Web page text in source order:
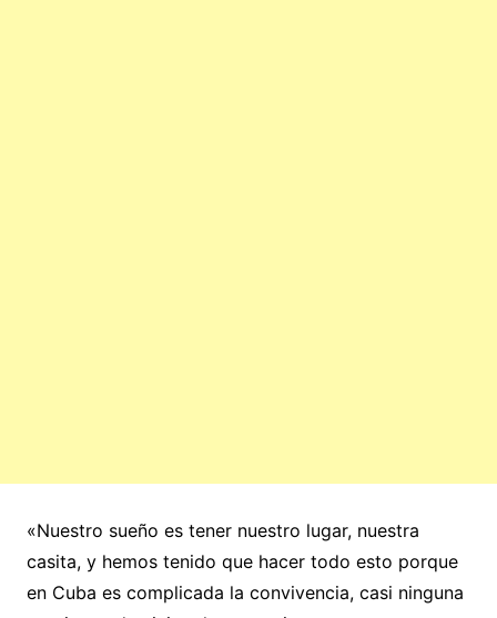
«Nuestro sueño es tener nuestro lugar, nuestra
casita, y hemos tenido que hacer todo esto porque
en Cuba es complicada la convivencia, casi ninguna